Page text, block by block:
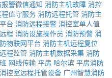
警微信通知 消防主机故障 消控
程值守服务 消防远程托管 消防主
台 消防远程接警 消控室单人值
程 消防设施操作员 消防预警 消
物联网平台 消防主机远程复位
程监管 消防主机数据采集 消防
网线传输 平房 哈尔滨 平房消防
控室远程托管设备 广州智慧消防